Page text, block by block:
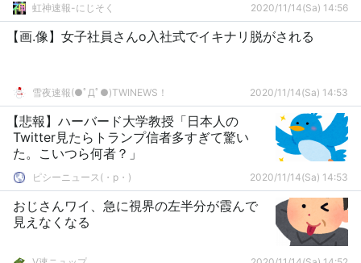
虹神速報-にじそく 2020/11/14(Sa) 14:56
【画.像】女子社員さんo入社式でイキナリ脱がされる
雪夜速報(●ﾟДﾟ●)TWINEWS！ 2020/11/14(Sa) 14:53
【悲報】ハーバード大学教授「日本人の
Twitter見たらトランプ信者多すぎて驚い
た。こいつら何者？」
ピシーニュース(・p・)ゞ 2020/11/14(Sa) 14:53
おじさんワイ、急に視界の左半分が霞んで
見えなくなる